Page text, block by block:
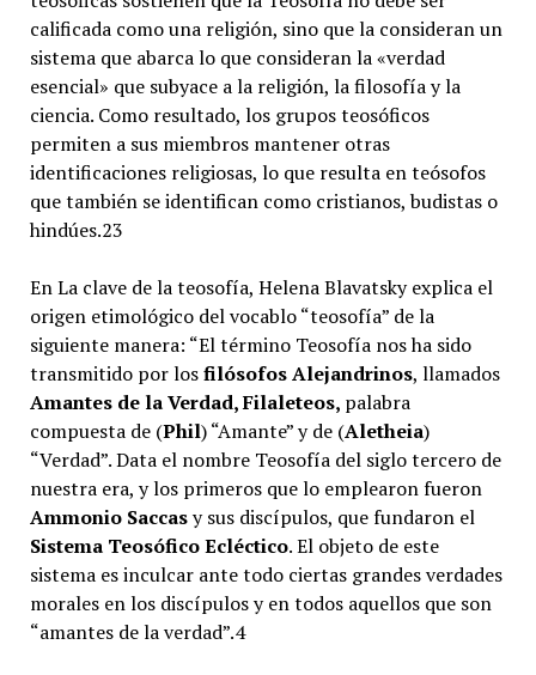
calificada como una religión, sino que la consideran un
sistema que abarca lo que consideran la «verdad
esencial» que subyace a la religión, la filosofía y la
ciencia. Como resultado, los grupos teosóficos
permiten a sus miembros mantener otras
identificaciones religiosas, lo que resulta en teósofos
que también se identifican como cristianos, budistas o
hindúes.2​3​
En La clave de la teosofía, Helena Blavatsky explica el
origen etimológico del vocablo “teosofía” de la
siguiente manera: “El término Teosofía nos ha sido
transmitido por losfilósofos Alejandrinos, llamados
Amantes de la Verdad, Filaleteos, palabra
compuesta de (Phil) “Amante” y de (Aletheia)
“Verdad”. Data el nombre Teosofía del siglo tercero de
nuestra era, y los primeros que lo emplearon fueron
Ammonio Saccasy sus discípulos, que fundaron el
Sistema Teosófico Ecléctico. El objeto de este
sistema es inculcar ante todo ciertas grandes verdades
morales en los discípulos y en todos aquellos que son
“amantes de la verdad”.4​